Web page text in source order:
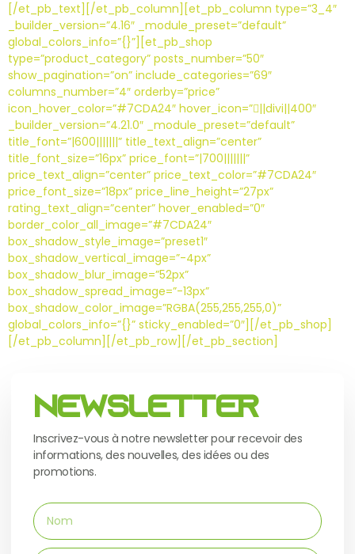
[/et_pb_text][/et_pb_column][et_pb_column type=”3_4″
_builder_version=”4.16″ _module_preset=”default”
global_colors_info=”{}”][et_pb_shop
type=”product_category” posts_number=”50″
show_pagination=”on” include_categories=”69″
columns_number=”4″ orderby=”price”
icon_hover_color=”#7CDA24″ hover_icon=”||divi||400″
_builder_version=”4.21.0″ _module_preset=”default”
title_font=”|600|||||||” title_text_align=”center”
title_font_size=”16px” price_font=”|700|||||||”
price_text_align=”center” price_text_color=”#7CDA24″
price_font_size=”18px” price_line_height=”27px”
rating_text_align=”center” hover_enabled=”0″
border_color_all_image=”#7CDA24″
box_shadow_style_image=”preset1″
box_shadow_vertical_image=”-4px”
box_shadow_blur_image=”52px”
box_shadow_spread_image=”-13px”
box_shadow_color_image=”RGBA(255,255,255,0)”
global_colors_info=”{}” sticky_enabled=”0″][/et_pb_shop]
[/et_pb_column][/et_pb_row][/et_pb_section]
Newsletter
Inscrivez-vous à notre newsletter pour recevoir des
informations, des nouvelles, des idées ou des
promotions.